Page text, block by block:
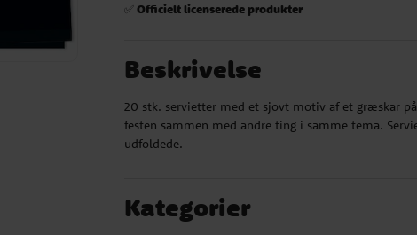
✅Officielt licenserede produkter
Beskrivelse
20 stk. servietter med et sjovt motiv af et græskar
festen sammen med andre ting i samme tema.
udfoldede.
Kategorier